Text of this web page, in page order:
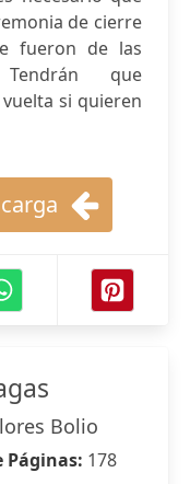
de cierre
fueron de las
que
si quieren
Bolio
Páginas: 178